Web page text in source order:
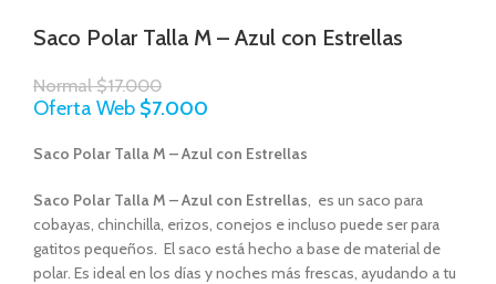
Saco Polar Talla M – Azul con Estrellas
Normal$17.000
Oferta Web $7.000
Saco Polar Talla M – Azul con Estrellas
Saco Polar Talla M – Azul con Estrellas, es un saco para
cobayas, chinchilla, erizos, conejos e incluso puede ser para
gatitos pequeños. El saco está hecho a base de material de
polar. Es ideal en los días y noches más frescas, ayudando a tu